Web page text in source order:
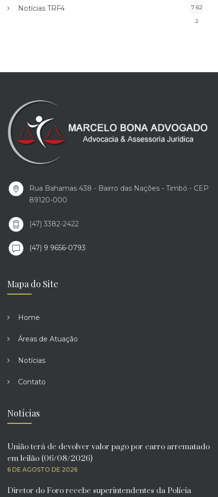
Notícias TRF4
7.62
2
Rua Bahamas 438 - Bairro das Nações - Timbó - CEP
89120-000
(47) 3382-2422
(47) 9 9656-0793
Mapa do Site
Home
Áreas de Atuação
Notícias
Contato
Notícias
União terá de devolver valor pago por carro arrematado
em leilão (06/08/2026)
6 DE AGOSTO DE 2026
Diretor do Foro recebe superintendentes da Polícia